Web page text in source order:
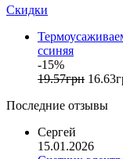
Galkat (Украина)
GENERICA
Gewiss (Италия)
Ginlong Solis
Hager (Германия)
Haupa
HD Hyundai
Скидки
cсиняя
-15%
19.57грн 16.63
Последние отзывы
Сергей
15.01.2026